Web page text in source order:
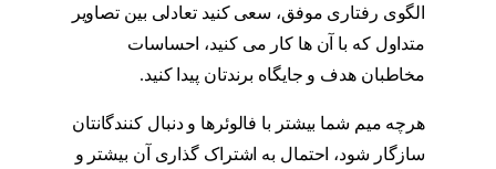
الگوی رفتاری موفق، سعی کنید تعادلی بین تصاویر
متداول که با آن ها کار می کنید، احساسات
مخاطبان هدف و جایگاه برندتان پیدا کنید.
هرچه میم شما بیشتر با فالوئرها و دنبال کنندگانتان
سازگار شود، احتمال به اشتراک گذاری آن بیشتر و